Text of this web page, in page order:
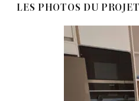
LES PHOTOS DU PROJET